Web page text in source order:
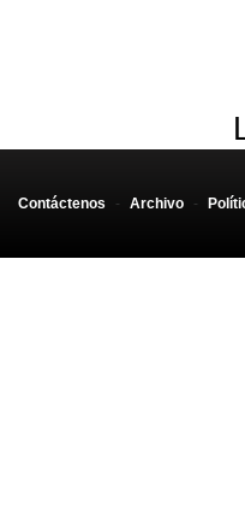
Contáctenos - Archivo -